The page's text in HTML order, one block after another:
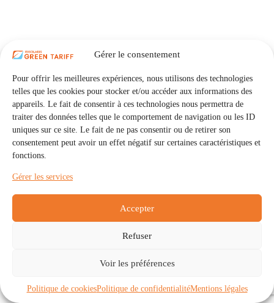
Gérer le consentement
Pour offrir les meilleures expériences, nous utilisons des technologies
telles que les cookies pour stocker et/ou accéder aux informations des
appareils. Le fait de consentir à ces technologies nous permettra de
traiter des données telles que le comportement de navigation ou les ID
uniques sur ce site. Le fait de ne pas consentir ou de retirer son
consentement peut avoir un effet négatif sur certaines caractéristiques et
fonctions.
Gérer les services
Accepter
Refuser
Voir les préférences
Politique de cookiesPolitique de confidentialitéMentions légales
Communautés
À propos
Politique de cookies (UE)